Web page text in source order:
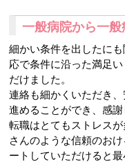
一般病院から一
細かい条件を出したに
応で条件に沿った満足
だけました。
連絡も細かくいただき
進めることができ、感謝
転職はとてもストレス
さんのような信頼のお
ートしていただけると